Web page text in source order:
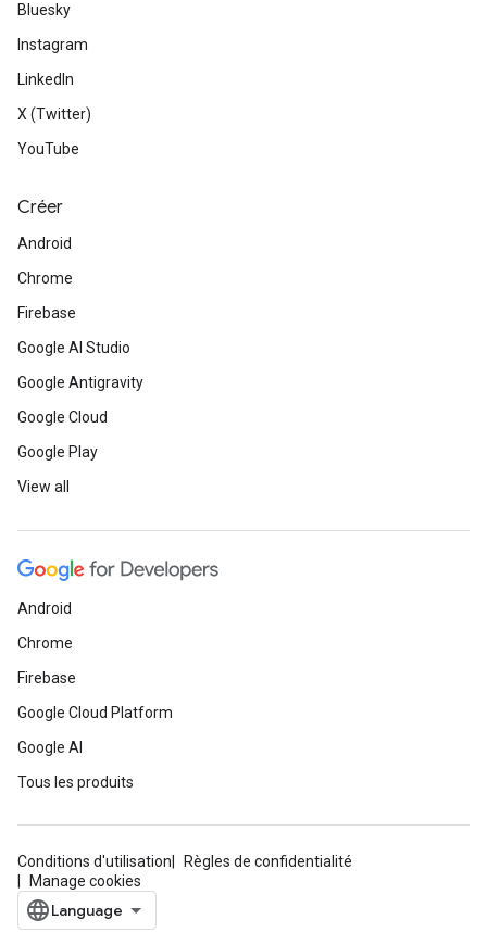
Bluesky
Instagram
LinkedIn
X (Twitter)
YouTube
Créer
Android
Chrome
Firebase
Google AI Studio
Google Antigravity
Google Cloud
Google Play
View all
Android
Chrome
Firebase
Google Cloud Platform
Google AI
Tous les produits
Conditions d'utilisation
Règles de confidentialité
Manage cookies